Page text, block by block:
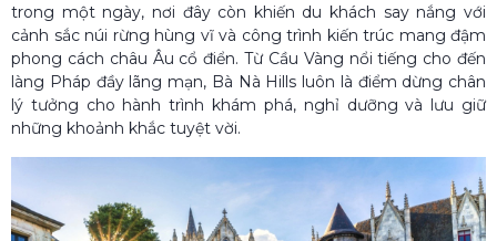
trong một ngày, nơi đây còn khiến du khách say nắng với
cảnh sắc núi rừng hùng vĩ và công trình kiến trúc mang đậm
phong cách châu Âu cổ điển. Từ Cầu Vàng nổi tiếng cho đến
làng Pháp đầy lãng mạn, Bà Nà Hills luôn là điểm dừng chân
lý tưởng cho hành trình khám phá, nghỉ dưỡng và lưu giữ
những khoảnh khắc tuyệt vời.